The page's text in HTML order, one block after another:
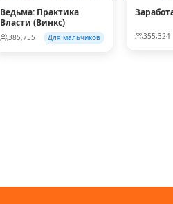
Ведьма: Практика
Власти (Винкс)
385,755 Для мальчиков 355,324